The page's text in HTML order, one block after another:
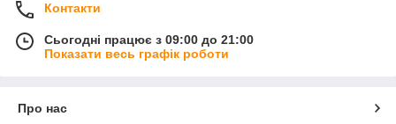
Контакти
Сьогодні працює з 09:00 до 21:00
Показати весь графік роботи
Про нас